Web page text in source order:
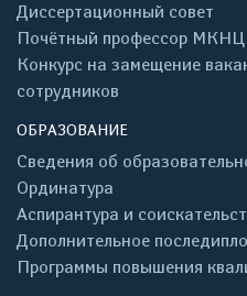
Диссертационный совет
Почётный профессор МКНЦ
Конкурс на замещение
сотрудников
ОБРАЗОВАНИЕ
Сведения об
Ординатура
Аспирантура и
Дополнительное
Программы повышения